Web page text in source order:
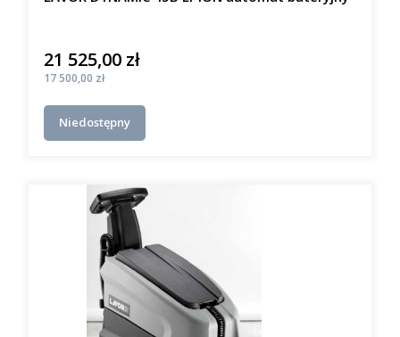
Cena
21 525,00 zł
Cena
17 500,00 zł
Niedostępny